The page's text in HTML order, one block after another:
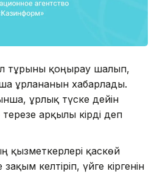
тұрғыны қоңырау шалып,
ұрланғанын хабарлады.
ұрлық түске дейін
арқылы кірді деп
қызметкерлері қаскөй
келтіріп, үйге кіргенін